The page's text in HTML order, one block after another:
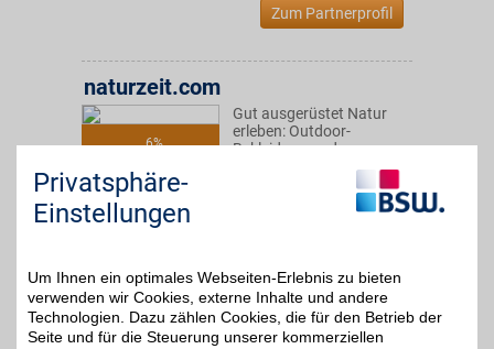
Zum Partnerprofil
6%
naturzeit.com
Gut ausgerüstet Natur
erleben: Outdoor-
Bekleidung und
Ausrüstung im Outdoor-
Onlineshop bestellen und
für die nächste Tour oder
sparen.
Zum Partnerprofil
Privatsphäre-
Einstellungen
Um Ihnen ein optimales Webseiten-Erlebnis zu bieten
verwenden wir Cookies, externe Inhalte und andere
Technologien. Dazu zählen Cookies, die für den Betrieb der
Seite und für die Steuerung unserer kommerziellen